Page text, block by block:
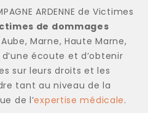
ARDENNE de Victimes
de dommages
Marne, Haute Marne,
écoute et d’obtenir
sur leurs droits et les
tant au niveau de la
de l’expertise médicale.